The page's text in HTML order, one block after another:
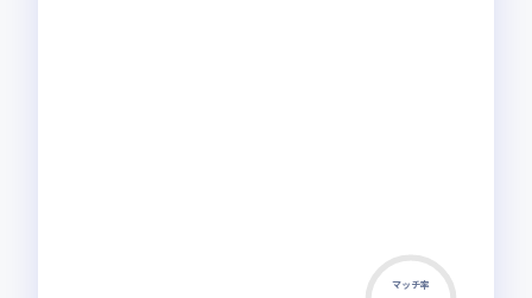
マッチ率